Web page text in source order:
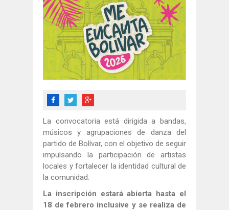
La convocatoria está dirigida a bandas,
músicos y agrupaciones de danza del
partido de Bolívar, con el objetivo de seguir
impulsando la participación de artistas
locales y fortalecer la identidad cultural de
la comunidad.
La inscripción estará abierta hasta el
18 de febrero inclusive y se realiza de